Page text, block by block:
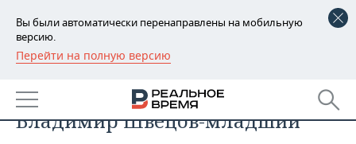
Вы были автоматически перенаправлены на мобильную
версию.
Перейти на полную версию
РЕГИОНЫ
БАШКОРТОСТАН
ТАТАРСТАН
НОВОСТИ
АНАЛИТИКА
УПАКовали: в Казани задержан
Владимир Швецов-младший